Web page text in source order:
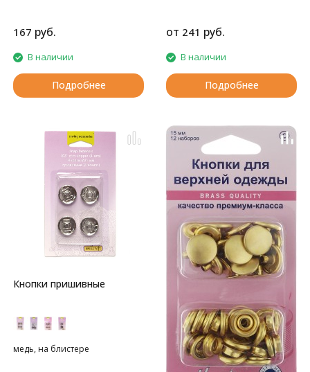
167 руб.
В наличии
Подробнее
от 241 руб.
В наличии
Подробнее
Кнопки пришивные
медь, на блистере